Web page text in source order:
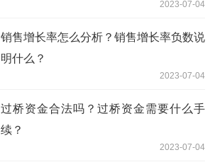
2023-07-04
销售增长率怎么分析？销售增长率负数说
明什么？
2023-07-04
过桥资金合法吗？过桥资金需要什么手
续？
2023-07-04